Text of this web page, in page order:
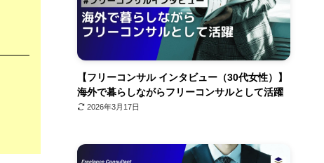
【フリーコンサル インタビュー（30代女性）】
海外で暮らしながらフリーコンサルとして活躍
2026年3月17日